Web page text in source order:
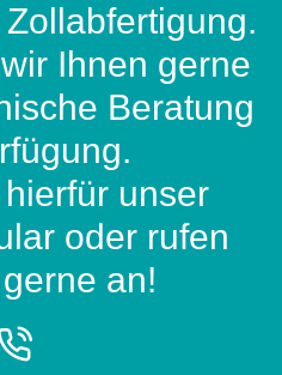
Ihnen gerne
Beratung
unser
oder rufen
an!